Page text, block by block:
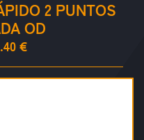
2 PUNTOS
OD
€